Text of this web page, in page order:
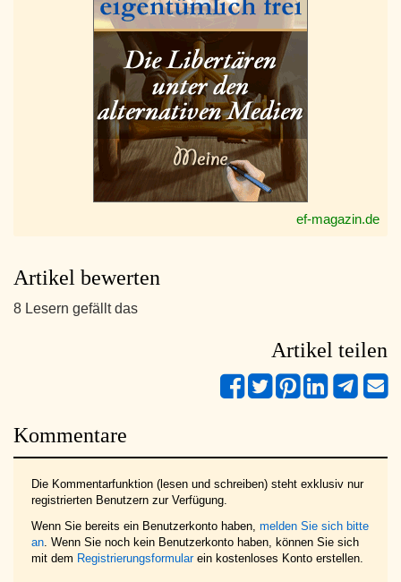
ef-magazin.de
Artikel bewerten
8 Lesern gefällt das
Artikel teilen
Kommentare
Die Kommentarfunktion (lesen und schreiben) steht exklusiv nur
registrierten Benutzern zur Verfügung.
Wenn Sie bereits ein Benutzerkonto haben, melden Sie sich bitte
an . Wenn Sie noch kein Benutzerkonto haben, können Sie sich
mit dem Registrierungsformularein kostenloses Konto erstellen.